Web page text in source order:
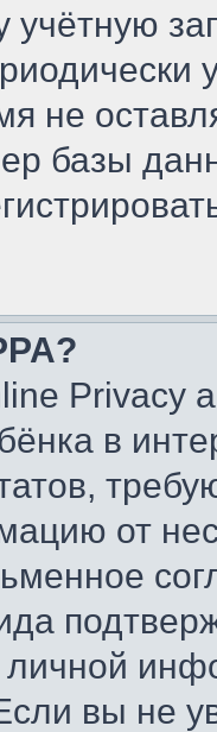
не
базы
Privacy
в
от
вы не